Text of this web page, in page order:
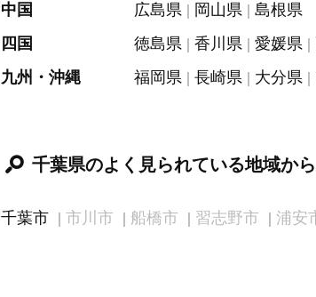
中国
広島県 岡山県
島根県
四国
徳島県 香川県 愛媛県
九州・沖縄
福岡県 長崎県 大分県
千葉県のよく見られている地域か
千葉市 市川市 船橋市 習志野市 浦安